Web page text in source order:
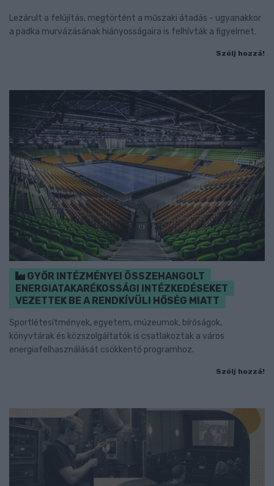
Lezárult a felújítás, megtörtént a műszaki átadás - ugyanakkor
a padka murvázásának hiányosságaira is felhívták a figyelmet.
Szólj hozzá!
GYŐR INTÉZMÉNYEI ÖSSZEHANGOLT
ENERGIATAKARÉKOSSÁGI INTÉZKEDÉSEKET
VEZETTEK BE A RENDKÍVÜLI HŐSÉG MIATT
Sportlétesítmények, egyetem, múzeumok, bíróságok,
könyvtárak és közszolgáltatók is csatlakoztak a város
energiafelhasználását csökkentő programhoz.
Szólj hozzá!